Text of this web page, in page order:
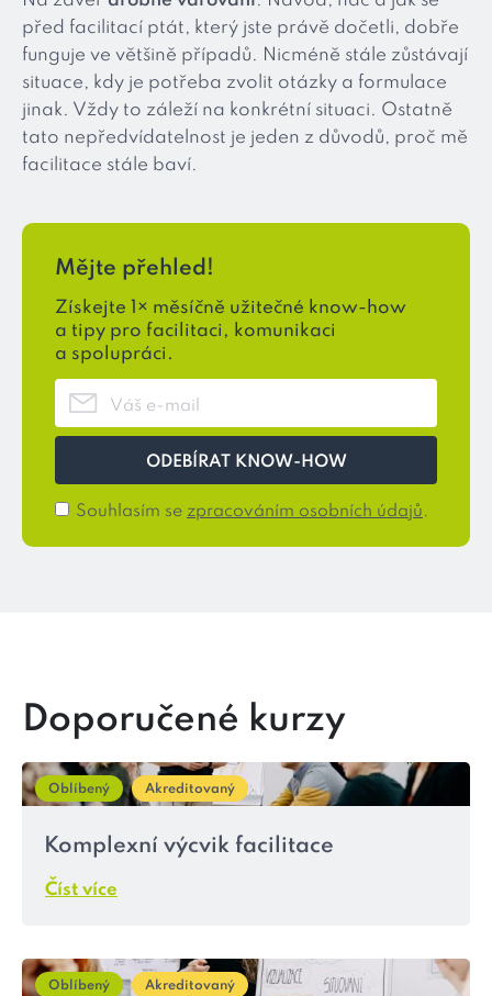
před facilitací ptát, který jste právě dočetli, dobře
funguje ve většině případů. Nicméně stále zůstávají
situace, kdy je potřeba zvolit otázky a formulace
jinak. Vždy to záleží na konkrétní situaci. Ostatně
tato nepředvídatelnost je jeden z důvodů, proč mě
facilitace stále baví.
Mějte přehled!
Získejte 1× měsíčně užitečné know-how
a tipy pro facilitaci, komunikaci
a spolupráci.
Souhlasím se zpracováním osobních údajů.
Doporučené kurzy
Oblíbený Akreditovaný
Komplexní výcvik facilitace
Číst více
Oblíbený Akreditovaný